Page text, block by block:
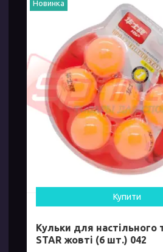
Новинка
Купити
Кульки для настільного
STAR жовті (6 шт.) 042